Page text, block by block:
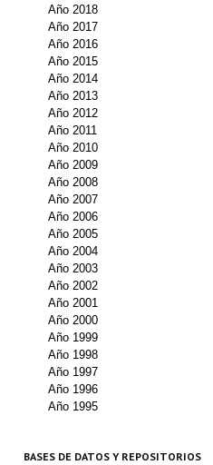
Directrices para autores/as
Políticas Editoriales
Propuesta Volumen Especial
Sello Calidad FECYT
Premio Prensa Agraria
Buscador de Artículos
JORNADAS AIDA
Presentación Jornadas
Comunicaciones
Jornadas PAM 2026
Premio Jóvenes Investigadores
Año 2018
Año 2017
Año 2016
Año 2015
Año 2014
Año 2013
Año 2012
Año 2011
Año 2010
Año 2009
Año 2008
Año 2007
Año 2006
Año 2005
Año 2004
Año 2003
Año 2002
Año 2001
Año 2000
Año 1999
Año 1998
Año 1997
Año 1996
Año 1995
BASES DE DATOS Y REPOSITORIOS